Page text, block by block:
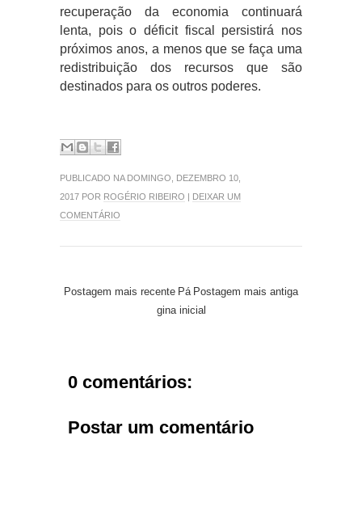
recuperação da economia continuará
lenta, pois o déficit fiscal persistirá nos
próximos anos, a menos que se faça uma
redistribuição dos recursos que são
destinados para os outros poderes.
PUBLICADO NA DOMINGO, DEZEMBRO 10,
2017 POR ROGÉRIO RIBEIRO | DEIXAR UM
COMENTÁRIO
Postagem mais recente Postagem mais antiga
Pá
gina inicial
0 comentários:
Postar um comentário